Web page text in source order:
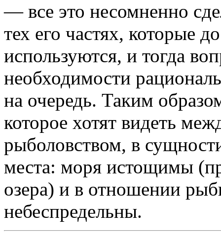
— все это несомненно
тех его частях, которые
используются, и тогда
необходимости
на очередь. Таким
которое хотят видеть
рыболовством, в
места: моря истощимы
озера) и в отношении
небеспредельны.